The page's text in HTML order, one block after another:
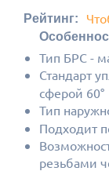
Рейтинг:
Тип БРС -
Стандарт
сферой 60°
Тип
Подходит
резьбами